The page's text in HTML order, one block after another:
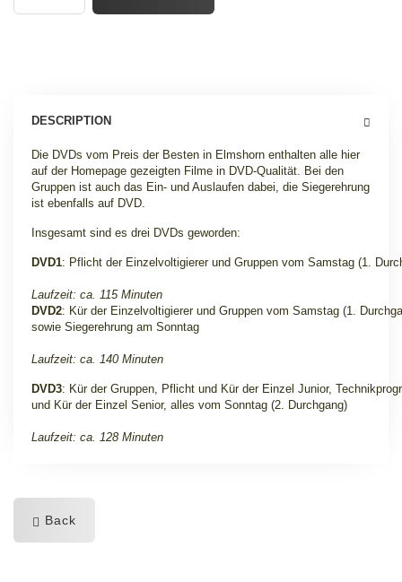
DESCRIPTION
Die DVDs vom Preis der Besten in Elmshorn enthalten alle hier
auf der Homepage gezeigten Filme in DVD-Qualität. Bei den
Gruppen ist auch das Ein- und Auslaufen dabei, die Siegerehrung
ist ebenfalls auf DVD.
Insgesamt sind es drei DVDs geworden:
DVD1: Pflicht der Einzelvoltigierer und Gruppen vom Samstag (1.
Laufzeit: ca. 115 Minuten
DVD2: Kür der Einzelvoltigierer und Gruppen vom Samstag (1.
sowie Siegerehrung am Sonntag
Laufzeit: ca. 140 Minuten
DVD3: Kür der Gruppen, Pflicht und Kür der Einzel Junior,
und Kür der Einzel Senior, alles vom Sonntag (2. Durchgang)
Laufzeit: ca. 128 Minuten
Back